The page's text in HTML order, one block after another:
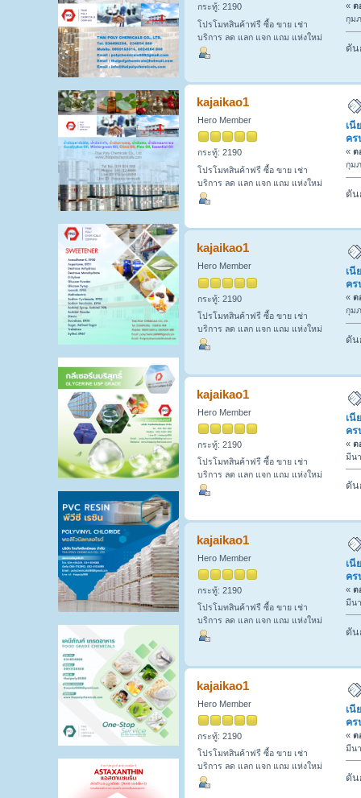
กระทู้: 2190
โปรโมทสินค้าฟรี ซื้อ ขาย เช่า
บริการ ลด แลก แจก แถม แห่งใหม่
« ต
กุม
ดัน
kajaikao1
Hero Member
กระทู้: 2190
โปรโมทสินค้าฟรี ซื้อ ขาย เช่า
บริการ ลด แลก แจก แถม แห่งใหม่
เนี
คร
« ต
กุม
ดัน
kajaikao1
Hero Member
กระทู้: 2190
โปรโมทสินค้าฟรี ซื้อ ขาย เช่า
บริการ ลด แลก แจก แถม แห่งใหม่
เนี
คร
« ต
กุม
ดัน
kajaikao1
Hero Member
กระทู้: 2190
โปรโมทสินค้าฟรี ซื้อ ขาย เช่า
บริการ ลด แลก แจก แถม แห่งใหม่
เนี
คร
« ต
มีน
ดัน
kajaikao1
Hero Member
กระทู้: 2190
โปรโมทสินค้าฟรี ซื้อ ขาย เช่า
บริการ ลด แลก แจก แถม แห่งใหม่
เนี
คร
« ต
มีน
ดัน
kajaikao1
Hero Member
กระทู้: 2190
โปรโมทสินค้าฟรี ซื้อ ขาย เช่า
บริการ ลด แลก แจก แถม แห่งใหม่
เนี
คร
« ต
มีน
ดัน